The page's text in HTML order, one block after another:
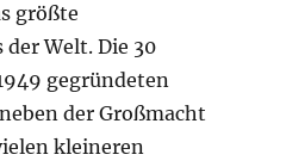
größte
Welt. Die 30
gegründeten
der Großmacht
kleineren